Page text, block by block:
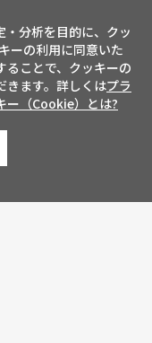
分析を目的に、クッ
ーの利用に同意いた
ることで、クッキーの
きます。詳しくはプラ
ー（Cookie）とは?